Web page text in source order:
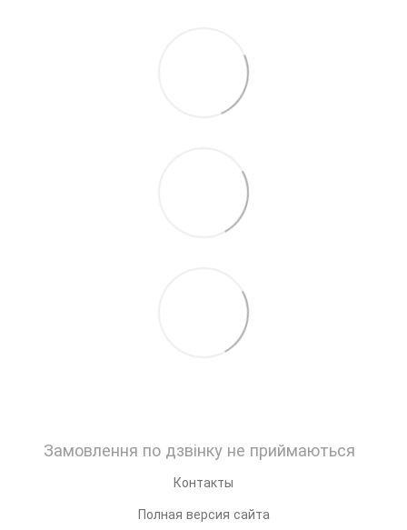
Замовлення по дзвінку не приймаються
Контакты
Полная версия сайта